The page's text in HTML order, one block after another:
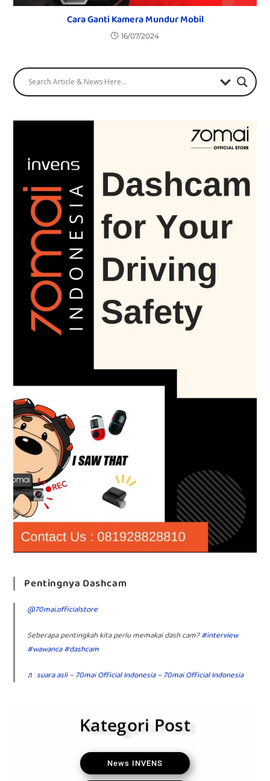
Cara Ganti Kamera Mundur Mobil
16/07/2024
Pentingnya Dashcam
@70mai.officialstore
Seberapa pentingkah kita perlu memakai dash cam?#interview
#wawanca#dashcam
♬ suara asli – 70mai Official Indonesia – 70mai Official Indonesia
Kategori Post
News INVENS